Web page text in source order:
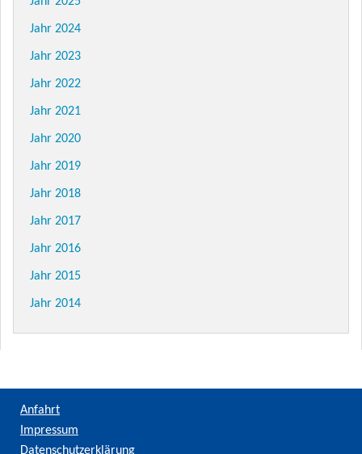
Jahr 2024
Jahr 2023
Jahr 2022
Jahr 2021
Jahr 2020
Jahr 2019
Jahr 2018
Jahr 2017
Jahr 2016
Jahr 2015
Jahr 2014
Anfahrt
Impressum
Datenschutzerklärung